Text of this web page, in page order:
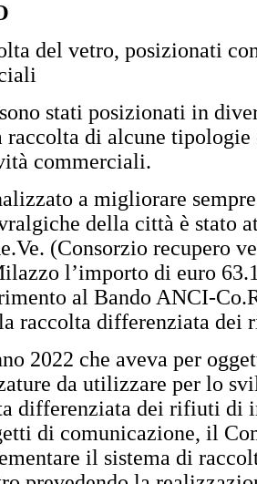
del vetro, posizionati
sono stati posizionati in
raccolta di alcune
commerciali.
a migliorare
della città è stato
(Consorzio recupero
l’importo di euro
al Bando ANCI-
raccolta differenziata
2022 che aveva per
da utilizzare per lo
differenziata dei rifiuti di
di comunicazione, il
il sistema di